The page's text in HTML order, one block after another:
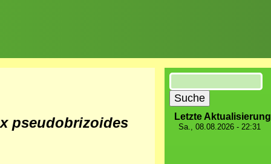
pseudobrizoides
Suche
Letzte Aktualisierung
Sa., 08.08.2026 - 22:31